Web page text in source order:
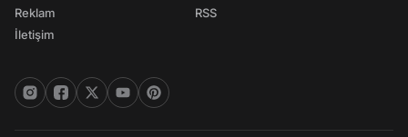
Reklam
İletişim
RSS